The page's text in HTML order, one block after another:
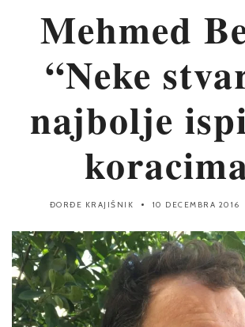
Mehmed
“Neke
najbolje
ĐORĐE KRAJIŠNIK 10 DECEMBRA 2016